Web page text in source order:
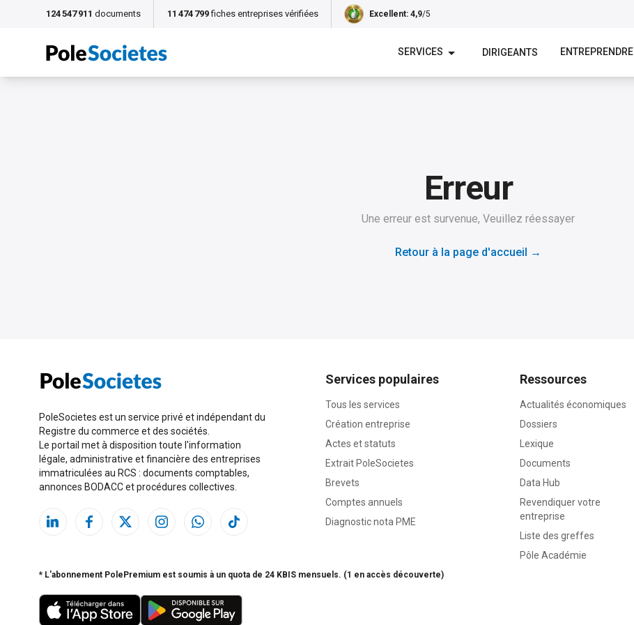
124 547 911 documents 11 474 799 fiches entreprises vérifiées Excellent: 4,9/5
SERVICES DIRIGEANTS ENTREPRENDRE
Erreur
Une erreur est survenue, Veuillez réessayer
Retour à la page d'accueil →
PoleSocietes est un service privé et indépendant du
Registre du commerce et des sociétés.
Le portail met à disposition toute l'information
légale, administrative et financière des entreprises
immatriculées au RCS : documents comptables,
annonces BODACC et procédures collectives.
Services populaires
Tous les services
Création entreprise
Actes et statuts
Extrait PoleSocietes
Brevets
Comptes annuels
Diagnostic nota PME
Ressources
Actualités économiques
Dossiers
Lexique
Documents
Data Hub
Revendiquer votre
entreprise
Liste des greffes
Pôle Académie
* L'abonnement PolePremium est soumis à un quota de 24 KBIS mensuels. (1 en accès découverte)